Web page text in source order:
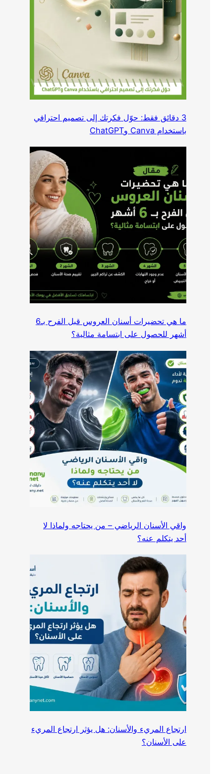
3 دقائق فقط: حوّل فكرتك إلى تصميم احترافي
باستخدام Canva وChatGPT
ما هي تحضيرات أسنان العروس قبل الفرح بـ6
أشهر للحصول على ابتسامة مثالية؟
واقي الأسنان الرياضي – من يحتاجه ولماذا لا
أحد يتكلم عنه؟
ارتجاع المريء والأسنان: هل يؤثر ارتجاع المريء
على الأسنان؟